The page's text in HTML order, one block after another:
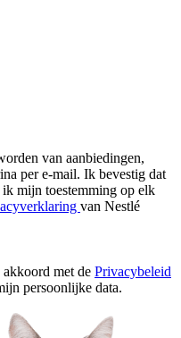
van aanbiedingen,
per e-mail. Ik bevestig dat
mijn toestemming op elk
van Nestlé
met de Privacybeleid
persoonlijke data.